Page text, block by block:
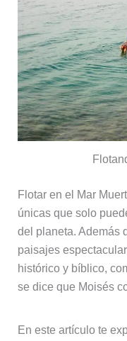
Flotar en el Mar
únicas que solo
del planeta. Además
paisajes
histórico y bíblico,
se dice que Moisés
En este artículo te